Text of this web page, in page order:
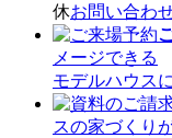
休お問い合わ
メージできる
モデルハウス
スの家づくり